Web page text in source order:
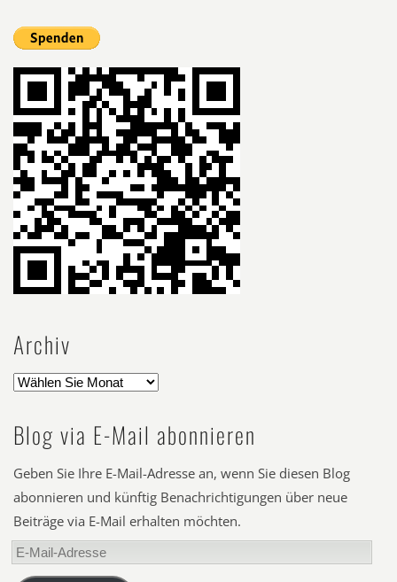
Archiv
Blog via E-Mail abonnieren
Geben Sie Ihre E-Mail-Adresse an, wenn Sie diesen Blog
abonnieren und künftig Benachrichtigungen über neue
Beiträge via E-Mail erhalten möchten.
E-
Mail-